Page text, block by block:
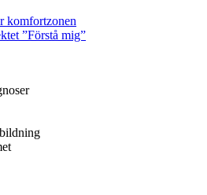
komfortzonen
”Förstå mig”